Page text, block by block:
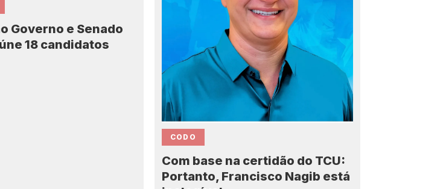
Governo e Senado
18 candidatos
CODO
Com base na certidão do TCU:
Portanto, Francisco Nagib está